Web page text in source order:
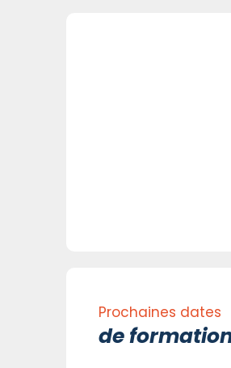
Prochaines dates
de